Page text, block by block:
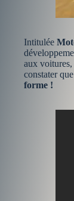
Intitulée
aux
constater
forme !